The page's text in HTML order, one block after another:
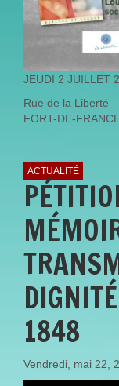
JEUDI 2 JUILLET
Rue de la Liberté
FORT-DE-
ACTUALITÉ
1848
Vendredi, mai 22,